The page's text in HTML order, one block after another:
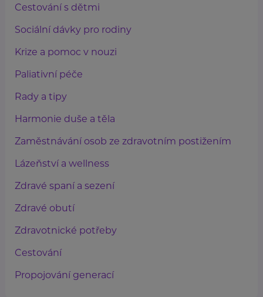
Cestování s dětmi
Sociální dávky pro rodiny
Krize a pomoc v nouzi
Paliativní péče
Rady a tipy
Harmonie duše a těla
Zaměstnávání osob ze zdravotním postižením
Lázeňství a wellness
Zdravé spaní a sezení
Zdravé obutí
Zdravotnické potřeby
Cestování
Propojování generací